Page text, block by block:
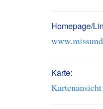
Homepage/
Karte: